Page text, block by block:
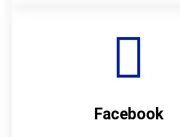
Facebook